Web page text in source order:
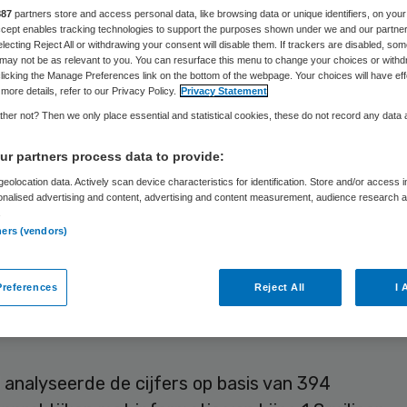
en
voorgaande jaren, legde de huisarts in 2025
Het aantal mensen met een overgewicht- of
nam met 39 procent toe. Dat blijkt uit
analyseerde de cijfers op basis van 394
partners store and access personal data, like browsing data or unique identifiers, on your
enables tracking technologies to support the purposes shown under we and our
Reject All or withdrawing your consent will disable them. If trackers are disabled,
not be as relevant to you. You can resurface this menu to change your choices or
the Manage Preferences link on the bottom of the webpage. Your choices will have
details, refer to our Privacy Policy. Privacy Statement
not? Then we only place essential and statistical cookies, these do not record any data
partners process data to provide:
data. Actively scan device characteristics for identification. Store and/or access
advertising and content, advertising and content measurement, audience research
(vendors)
Reject All I